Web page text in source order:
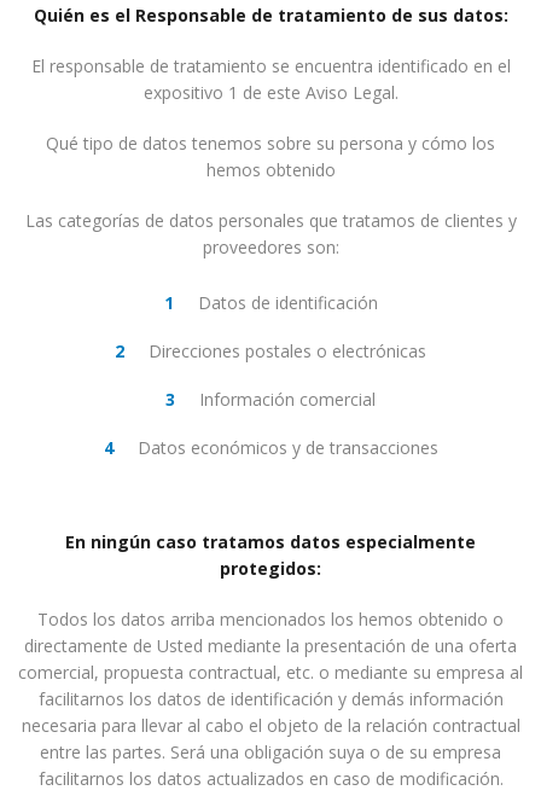
Quién es el Responsable de tratamiento de sus datos:
El responsable de tratamiento se encuentra identificado en el
expositivo 1 de este Aviso Legal.
Qué tipo de datos tenemos sobre su persona y cómo los
hemos obtenido
Las categorías de datos personales que tratamos de clientes y
proveedores son:
Datos de identificación
Direcciones postales o electrónicas
Información comercial
Datos económicos y de transacciones
En ningún caso tratamos datos especialmente
protegidos:
Todos los datos arriba mencionados los hemos obtenido o
directamente de Usted mediante la presentación de una oferta
comercial, propuesta contractual, etc. o mediante su empresa al
facilitarnos los datos de identificación y demás información
necesaria para llevar al cabo el objeto de la relación contractual
entre las partes. Será una obligación suya o de su empresa
facilitarnos los datos actualizados en caso de modificación.